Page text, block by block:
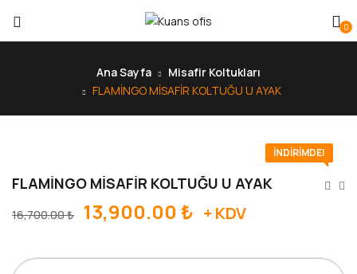
0
Ana Sayfa
Misafir Koltukları
FLAMİNGO MİSAFİR KOLTUĞU U AYAK
İNDIRIMDE!
FLAMİNGO MİSAFİR KOLTUĞU U AYAK
16,700.00₺ 13,900.00 ₺ + KDV